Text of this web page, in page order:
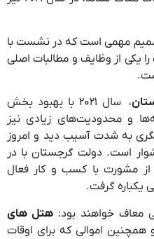
مهمی است که در نشست با
یکی از وظایف و مطالبات اصلی
، سال ۲۰۲۱ با بهبود بخش
و محدودیت‌های زیادی نیز
به شدت آسیب دید و امروز
است. دولت گرجستان با در
مشورت با کسب و کار فعال
یکباره گرفت.
معاف خواهند بود: هتل های
همچنین اموالی که برای اوقات